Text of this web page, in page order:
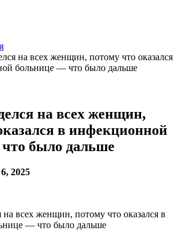
на всех женщин, потому что оказался
больнице — что было дальше
на всех женщин,
в инфекционной
было дальше
2025